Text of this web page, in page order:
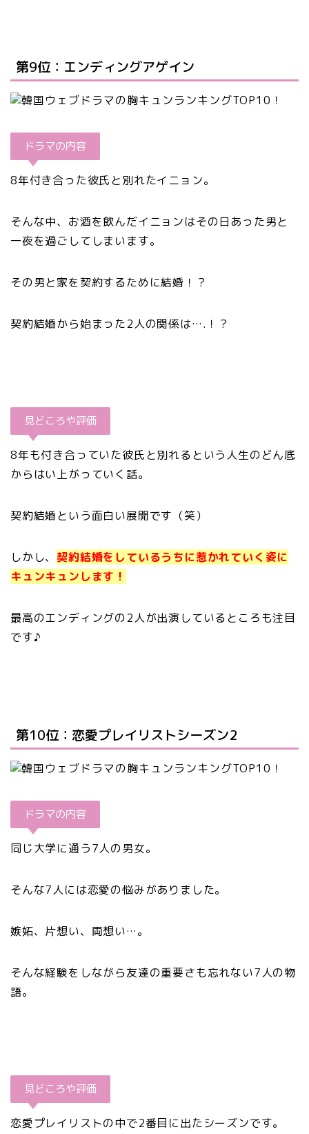
第9位：エンディングアゲイン
ドラマの内容
8年付き合った彼氏と別れたイニョン。
そんな中、お酒を飲んだイニョンはその日あった男と
一夜を過ごしてしまいます。
その男と家を契約するために結婚！？
契約結婚から始まった2人の関係は….！？
見どころや評価
8年も付き合っていた彼氏と別れるという人生のどん底
からはい上がっていく話。
契約結婚という面白い展開です（笑）
しかし、 契約結婚をしているうちに惹かれていく姿に
キュンキュンします！
最高のエンディングの2人が出演しているところも注目
です♪
第10位：恋愛プレイリストシーズン2
ドラマの内容
同じ大学に通う7人の男女。
そんな7人には恋愛の悩みがありました。
嫉妬、片想い、両想い…。
そんな経験をしながら友達の重要さも忘れない7人の物
語。
見どころや評価
恋愛プレイリストの中で2番目に出たシーズンです。